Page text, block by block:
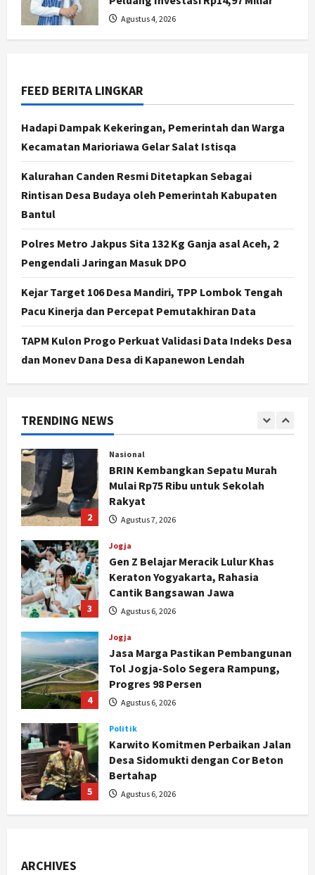
Agustus 4, 2026
FEED BERITA LINGKAR
Hadapi Dampak Kekeringan, Pemerintah dan Warga
Kecamatan Marioriawa Gelar Salat Istisqa
Kalurahan Canden Resmi Ditetapkan Sebagai
Rintisan Desa Budaya oleh Pemerintah Kabupaten
Bantul
Polres Metro Jakpus Sita 132 Kg Ganja asal Aceh, 2
Pengendali Jaringan Masuk DPO
Kejar Target 106 Desa Mandiri, TPP Lombok Tengah
Pacu Kinerja dan Percepat Pemutakhiran Data
TAPM Kulon Progo Perkuat Validasi Data Indeks Desa
dan Monev Dana Desa di Kapanewon Lendah
TRENDING NEWS
Jogja
4
Jasa Marga Pastikan Pembangunan
Tol Jogja-Solo Segera Rampung,
Agustus 6, 2026
5
Politik
Desa Sidomukti dengan Cor Beton
Bertahap
Agustus 6, 2026
1
Politik
Cagar Budaya RSUD Soewondo Jadi
Sorotan, Hasil Kajian Tim Provinsi
Segera Keluar
Agustus 7, 2026
2
Nasional
Mulai Rp75 Ribu untuk Sekolah
Rakyat
Agustus 7, 2026
3
Jogja
Gen Z Belajar Meracik Lulur Khas
Keraton Yogyakarta, Rahasia
Cantik Bangsawan Jawa
Agustus 6, 2026
4
Jogja
Jasa Marga Pastikan Pembangunan
Tol Jogja-Solo Segera Rampung,
Progres 98 Persen
Agustus 6, 2026
5
Politik
Karwito Komitmen Perbaikan Jalan
Desa Sidomukti dengan Cor Beton
Bertahap
Agustus 6, 2026
1
Politik
Cagar Budaya RSUD Soewondo Jadi
Sorotan, Hasil Kajian Tim Provinsi
Segera Keluar
Agustus 7, 2026
ARCHIVES